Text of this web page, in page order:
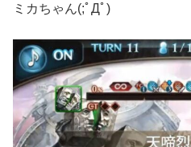
ミカちゃん(;ﾟДﾟ)